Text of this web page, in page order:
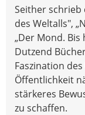
Seither schrieb
des Weltalls",
„Der Mond. Bis
Dutzend
Faszination
Öffentlichkeit
stärkeres
zu schaffen.